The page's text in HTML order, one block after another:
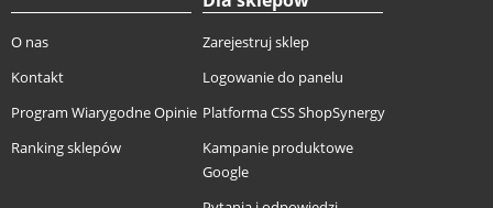
O nas
Kontakt
Program Wiarygodne Opinie
Ranking sklepów
Zarejestruj sklep
Logowanie do panelu
Platforma CSS ShopSynergy
Kampanie produktowe
Google